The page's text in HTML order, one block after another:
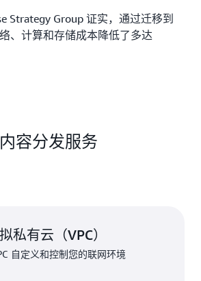
Strategy Group 证实，通过迁移到
、计算和存储成本降低了多达
容分发服务
私有云（VPC）
自定义和控制您的联网环境